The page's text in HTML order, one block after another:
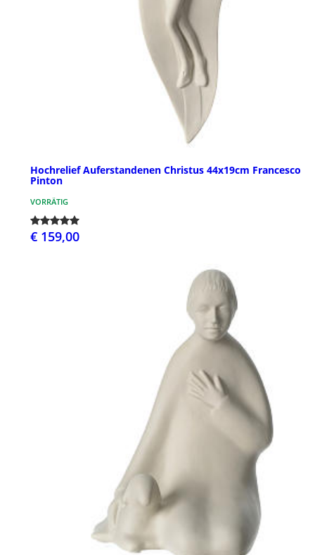
Hochrelief Auferstandenen Christus 44x19cm Francesco
Pinton
VORRÄTIG
€ 159,00